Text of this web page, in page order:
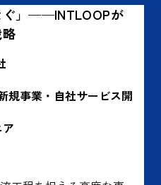
ぐ」——INTLOOPが
規事業・自社サービス開